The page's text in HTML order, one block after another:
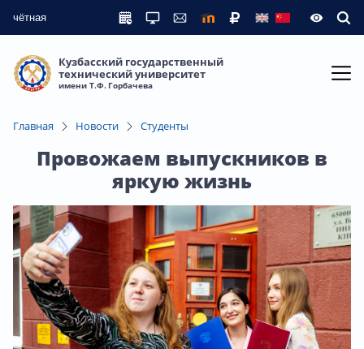
чётная
Кузбасский государственный
технический университет
имени Т.Ф. Горбачева
Главная Новости Студенты
Провожаем выпускников в
яркую жизнь